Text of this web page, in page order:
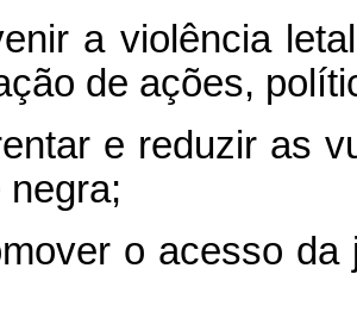
a violência
de ações,
e reduzir as
negra;
o acesso